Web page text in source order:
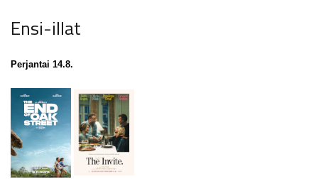
Ensi-illat
Perjantai 14.8.